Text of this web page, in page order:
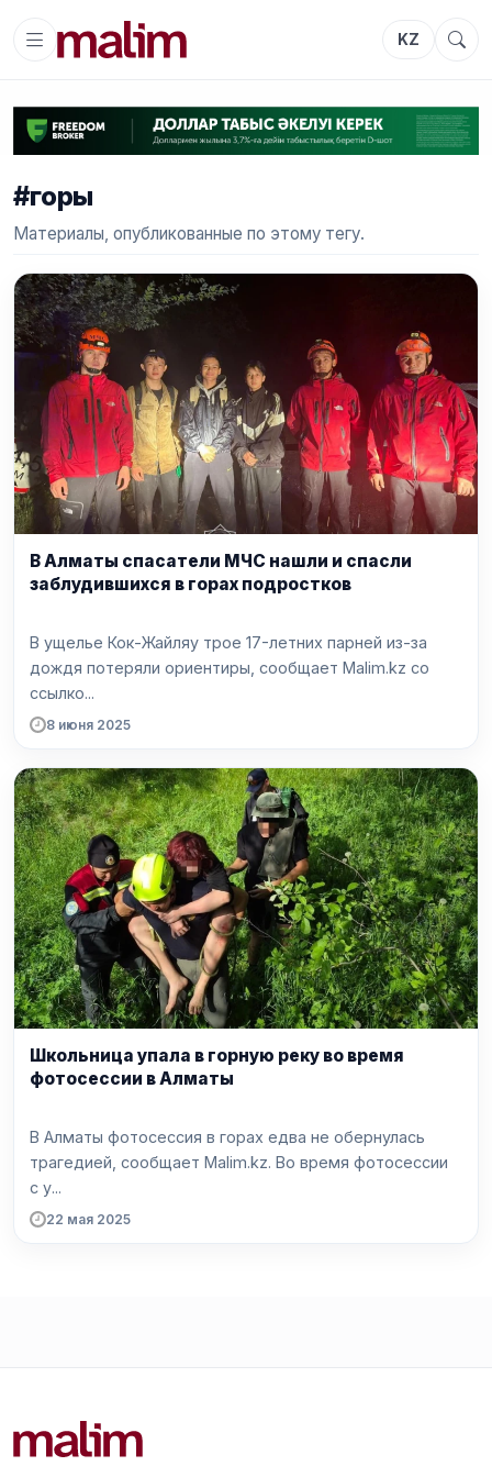
KZ
#горы
Материалы, опубликованные по этому тегу.
В Алматы спасатели МЧС нашли и спасли
заблудившихся в горах подростков
В ущелье Кок-Жайляу трое 17-летних парней из-за
дождя потеряли ориентиры, сообщает Malim.kz со
ссылко...
8 июня 2025
Школьница упала в горную реку во время
фотосессии в Алматы
В Алматы фотосессия в горах едва не обернулась
трагедией, сообщает Malim.kz. Во время фотосессии
с у...
22 мая 2025